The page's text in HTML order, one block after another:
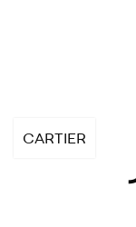
CARTIER